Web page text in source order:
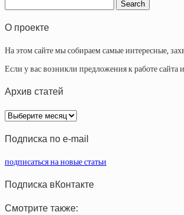
О проекте
На этом сайте мы собираем самые интересные,
Если у вас возникли предложения к работе
Архив статей
Архив
статей
Подписка по e-mail
подписаться на новые статьи
Подписка вКонтакте
Смотрите также: